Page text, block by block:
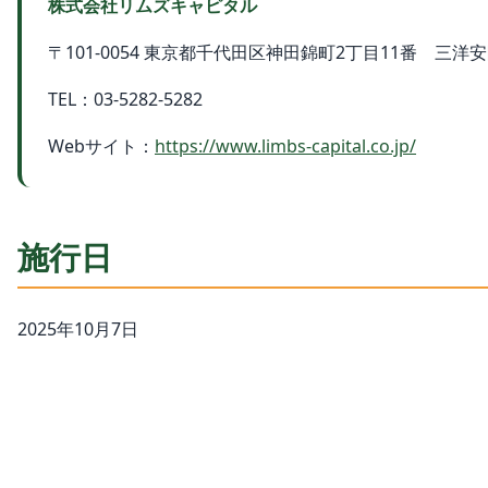
株式会社リムズキャピタル
〒101-0054 東京都千代田区神田錦町2丁目11番 三洋
TEL：03-5282-5282
Webサイト： https://www.limbs-capital.co.jp/
施行日
2025年10月7日